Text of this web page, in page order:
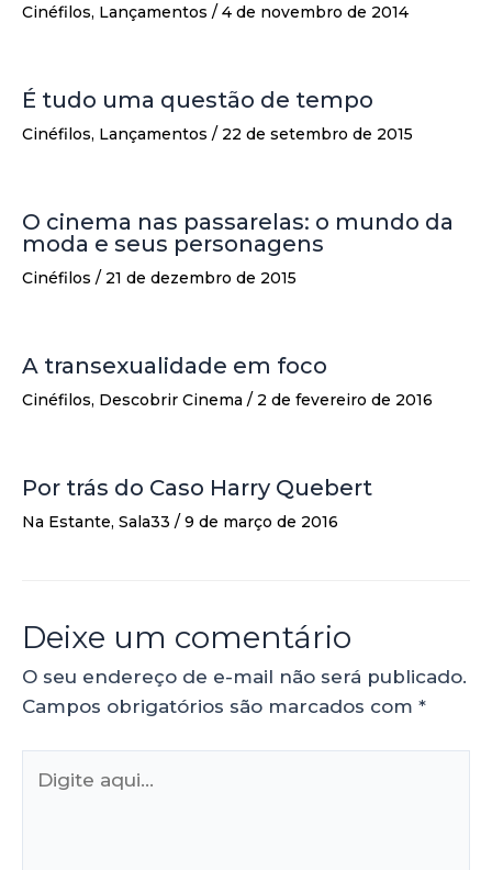
Cinéfilos, Lançamentos / 4 de novembro de 2014
É tudo uma questão de tempo
Cinéfilos, Lançamentos / 22 de setembro de 2015
O cinema nas passarelas: o mundo da
moda e seus personagens
Cinéfilos / 21 de dezembro de 2015
A transexualidade em foco
Cinéfilos, Descobrir Cinema / 2 de fevereiro de 2016
Por trás do Caso Harry Quebert
Na Estante, Sala33 / 9 de março de 2016
Deixe um comentário
O seu endereço de e-mail não será publicado.
Campos obrigatórios são marcados com *